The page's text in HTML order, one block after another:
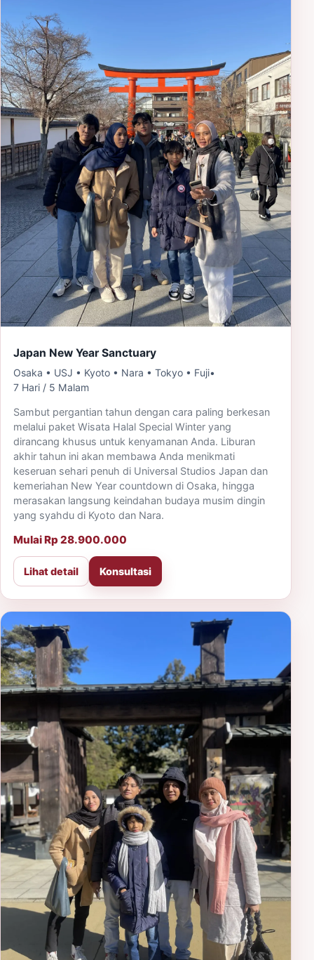
Japan New Year Sanctuary
Osaka • USJ • Kyoto • Nara • Tokyo • Fuji•
7 Hari / 5 Malam
Sambut pergantian tahun dengan cara paling berkesan
melalui paket Wisata Halal Special Winter yang
dirancang khusus untuk kenyamanan Anda. Liburan
akhir tahun ini akan membawa Anda menikmati
keseruan sehari penuh di Universal Studios Japan dan
kemeriahan New Year countdown di Osaka, hingga
merasakan langsung keindahan budaya musim dingin
yang syahdu di Kyoto dan Nara.
Mulai Rp 28.900.000
Lihat detail Konsultasi